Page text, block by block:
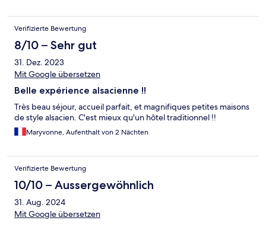
Verifizierte Bewertung
8/10 – Sehr gut
31. Dez. 2023
Mit Google übersetzen
Belle expérience alsacienne !!
Très beau séjour, accueil parfait, et magnifiques petites maisons
de style alsacien. C'est mieux qu'un hôtel traditionnel !!
Maryvonne, Aufenthalt von 2 Nächten
Verifizierte Bewertung
10/10 – Aussergewöhnlich
31. Aug. 2024
Mit Google übersetzen